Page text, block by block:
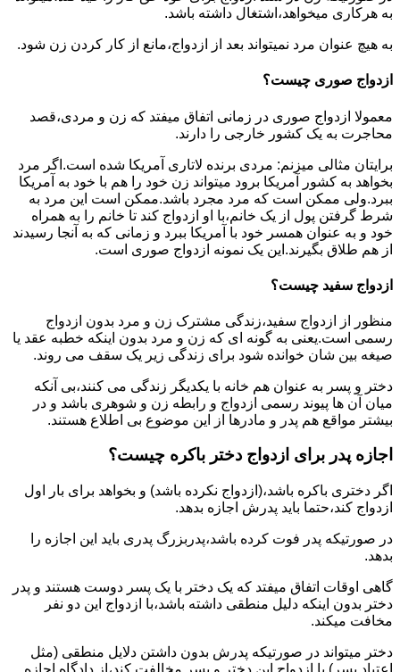
به هرکاری میخواهد،اشتغال داشته باشد.
به هیچ عنوان مرد نمیتواند بعد از ازدواج،مانع از کار کردن زن شود.
ازدواج صوری چیست؟
معمولا ازدواج صوری در زمانی اتفاق میفتد که زن و مردی،قصد
محاجرت به یک کشور خارجی را دارند.
برایتان مثالی میزنم: مردی برنده لاتاری آمریکا شده است.اگر مرد
بخواهد به کشور آمریکا برود میتواند زن خود را هم با خود به آمریکا
ببرد.ولی ممکن است که مرد مجرد باشد.ممکن است این مرد به
شرط گرفتن پول از یک خانم،با او ازدواج کند تا خانم را به همراه
خود و به عنوان همسر خود با آمریکا ببرد و زمانی که به آنجا رسیدند
از هم طلاق بگیرند.این یک نمونه ازدواج صوری است.
ازدواج سفید چیست؟
منظور از ازدواج سفید،زندگی مشترک زن و مرد بدون ازدواج
رسمی است.یعنی به گونه ای که زن و مرد بدون اینکه خطبه عقد یا
صیغه بین شان خوانده شود برای زندگی زیر یک سقف می روند.
دختر و پسر به عنوان هم خانه با یکدیگر زندگی می کنند،بی آنکه
میان آن ها پیوند رسمی ازدواج و رابطه زن و شوهری باشد و در
بیشتر مواقع هم پدر و مادرها از این موضوع بی اطلاع هستند.
اجازه پدر برای ازدواج دختر باکره چیست؟
اگر دختری باکره باشد،(ازدواج نکرده باشد) و بخواهد برای بار اول
ازدواج کند،حتما باید پدرش اجازه بدهد.
در صورتیکه پدر فوت کرده باشد،پدربزرگ پدری باید این اجازه را
بدهد.
گاهی اوقات اتفاق میفتد که یک دختر با یک پسر دوست هستند و پدر
دختر بدون اینکه دلیل منطقی داشته باشد،با ازدواج این دو نفر
مخافت میکند.
دختر میتواند در صورتیکه پدرش بدون داشتن دلایل منطقی (مثل
اعتیاد پسر) با ازدواج این دختر و پسر مخالفت کند،از دادگاه اجازه